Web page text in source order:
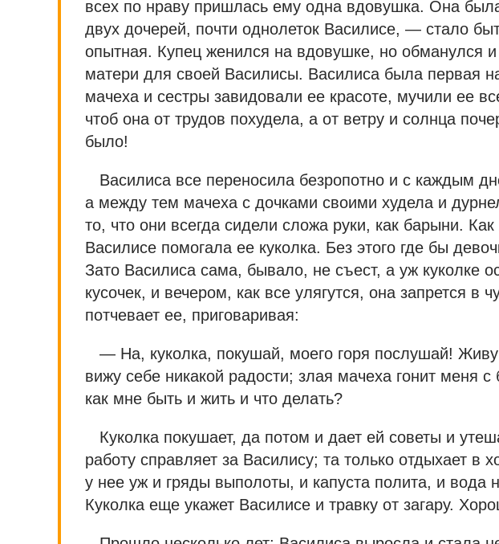
всех по нраву пришлась ему одна вдовушка. Она
двух дочерей, почти однолеток Василисе, — стало
опытная. Купец женился на вдовушке, но обманулся
матери для своей Василисы. Василиса была первая
мачеха и сестры завидовали ее красоте, мучили ее
чтоб она от трудов похудела, а от ветру и солнца
было!
Василиса все переносила безропотно и с каждым
а между тем мачеха с дочками своими худела и
то, что они всегда сидели сложа руки, как барыни.
Василисе помогала ее куколка. Без этого где бы
Зато Василиса сама, бывало, не съест, а уж куколке
кусочек, и вечером, как все улягутся, она запрется в
потчевает ее, приговаривая:
— На, куколка, покушай, моего горя послушай!
вижу себе никакой радости; злая мачеха гонит меня
как мне быть и жить и что делать?
Куколка покушает, да потом и дает ей советы и
работу справляет за Василису; та только отдыхает в
у нее уж и гряды выполоты, и капуста полита, и вода
Куколка еще укажет Василисе и травку от загару.